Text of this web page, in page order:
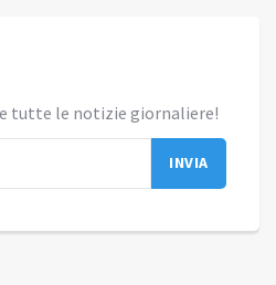
tutte le notizie giornaliere!